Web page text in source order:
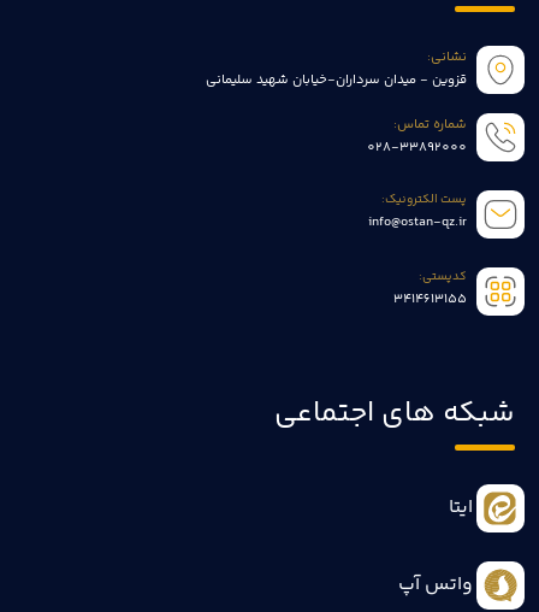
نشانی:
قزوین - میدان سرداران-خیابان شهید سلیمانی
شماره تماس:
028-33892000
پست الکترونیک:
info@ostan-qz.ir
کدپستی:
3414613155
شبکه های اجتماعی
ایتا
واتس آپ